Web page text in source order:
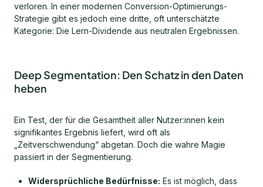
verloren. In einer modernen Conversion-Optimierungs-
Strategie gibt es jedoch eine dritte, oft unterschätzte
Kategorie: Die Lern-Dividende aus neutralen Ergebnissen.
Deep Segmentation: Den Schatz in den Daten
heben
Ein Test, der für die Gesamtheit aller Nutzer:innen kein
signifikantes Ergebnis liefert, wird oft als
„Zeitverschwendung“ abgetan. Doch die wahre Magie
passiert in der Segmentierung.
Widersprüchliche Bedürfnisse: Es ist möglich, dass